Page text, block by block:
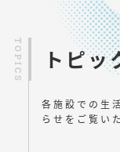
トピッ
各施設での生
らせをご覧い